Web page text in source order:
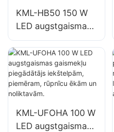
KML-HB50 150 W
LED augstgaismas
gaismekļu
piegādātājs
iekštelpām,
piemēram,
remontdarbnīcām
KML-UFOHA 100 W
LED augstgaismas